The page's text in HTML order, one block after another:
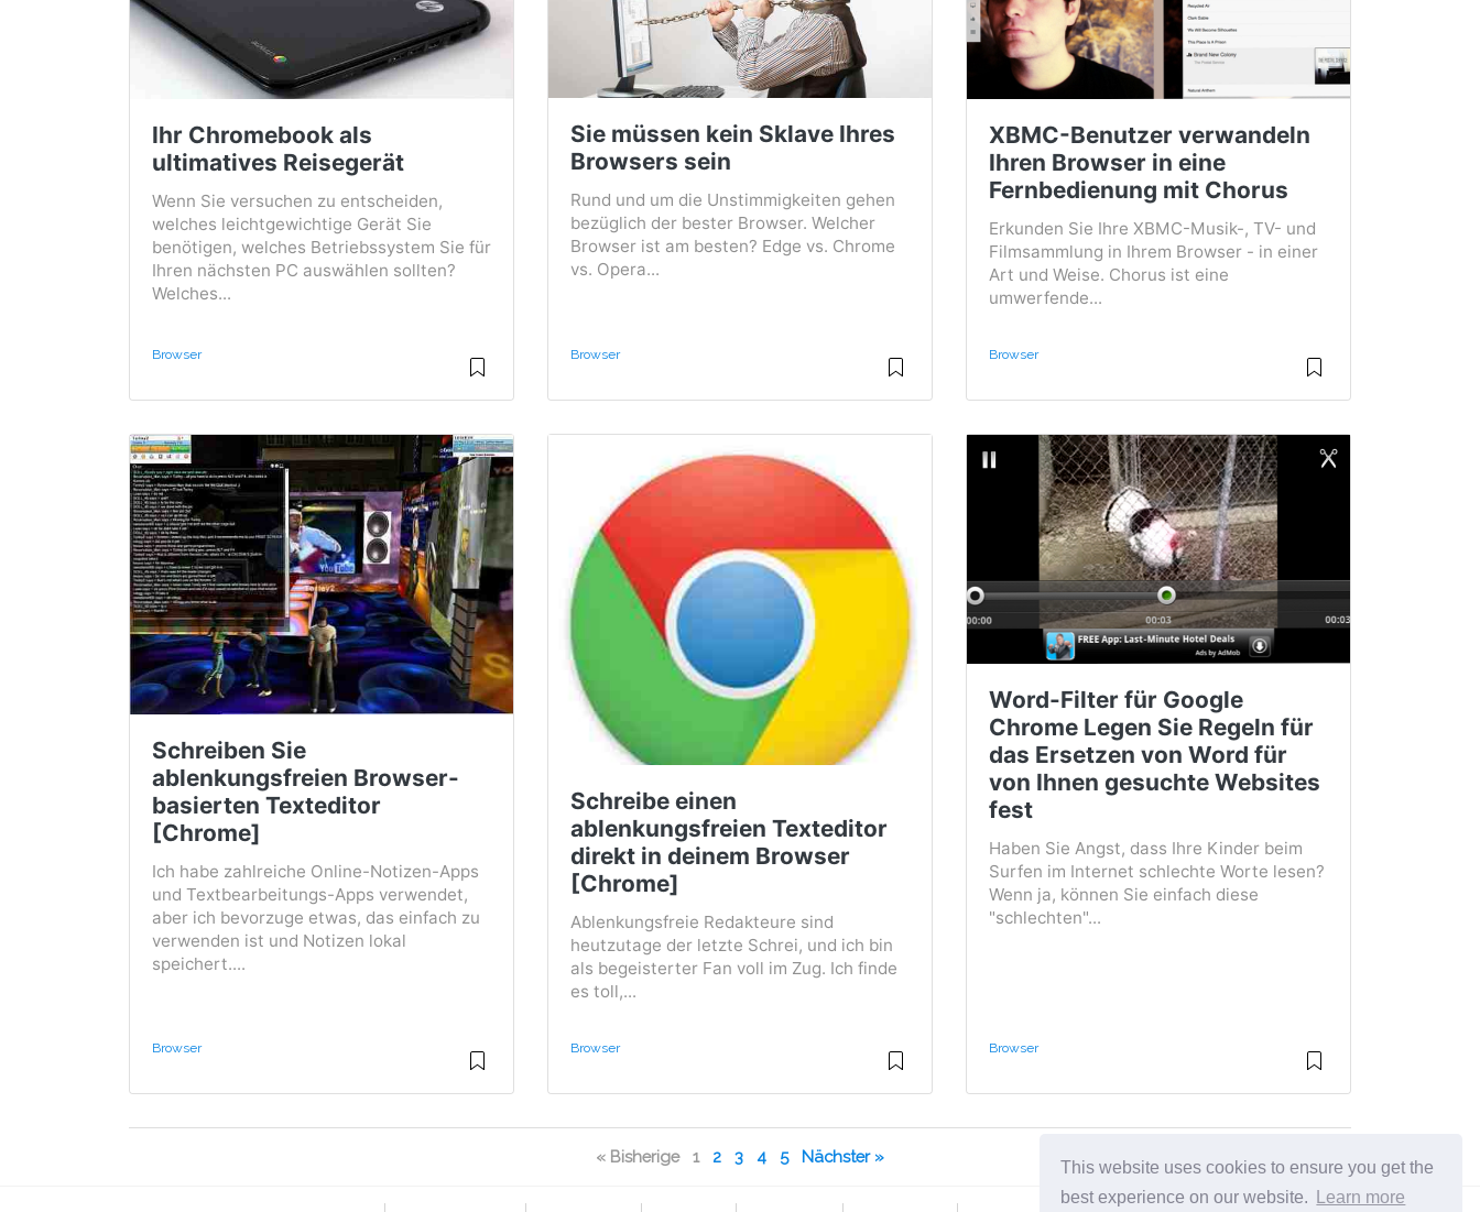
This website uses cookies to ensure you get the
best experience on our website.
Learn more
Ihr Chromebook als
ultimatives Reisegerät
Wenn Sie versuchen zu entscheiden,
welches leichtgewichtige Gerät Sie
benötigen, welches Betriebssystem Sie für
Ihren nächsten PC auswählen sollten?
Welches...
Browser
Sie müssen kein Sklave Ihres
Browsers sein
Rund und um die Unstimmigkeiten gehen
bezüglich der bester Browser. Welcher
Browser ist am besten? Edge vs. Chrome
vs. Opera...
Browser
XBMC-Benutzer verwandeln
Ihren Browser in eine
Fernbedienung mit Chorus
Erkunden Sie Ihre XBMC-Musik-, TV- und
Filmsammlung in Ihrem Browser - in einer
Art und Weise. Chorus ist eine
umwerfende...
Browser
Schreiben Sie
ablenkungsfreien Browser-
basierten Texteditor
[Chrome]
Ich habe zahlreiche Online-Notizen-Apps
und Textbearbeitungs-Apps verwendet,
aber ich bevorzuge etwas, das einfach zu
verwenden ist und Notizen lokal
speichert....
Browser
Schreibe einen
ablenkungsfreien Texteditor
direkt in deinem Browser
[Chrome]
Ablenkungsfreie Redakteure sind
heutzutage der letzte Schrei, und ich bin
als begeisterter Fan voll im Zug. Ich finde
es toll,...
Browser
Word-Filter für Google
Chrome Legen Sie Regeln für
das Ersetzen von Word für
von Ihnen gesuchte Websites
fest
Haben Sie Angst, dass Ihre Kinder beim
Surfen im Internet schlechte Worte lesen?
Wenn ja, können Sie einfach diese
"schlechten"...
Browser
« Bisherige 1 2 3 4 5 Nächster »